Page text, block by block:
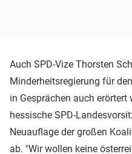
Auch SPD-Vize Thorsten
Minderheitsregierung für
in Gesprächen auch erörtert
hessische SPD-
Neuauflage der großen
ab. "Wir wollen keine